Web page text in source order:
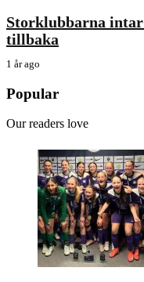
Storklubbarna
tillbaka
1 år ago
Popular
Our readers love